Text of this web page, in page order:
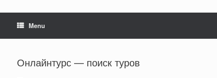
Menu
Онлайнтурс — поиск туров